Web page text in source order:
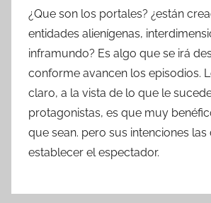
¿Que son los portales? ¿están
entidades alienígenas,
inframundo? Es algo que se irá
conforme avancen los episodios.
claro, a la vista de lo que le
protagonistas, es que muy
que sean. pero sus intenciones las
establecer el espectador.